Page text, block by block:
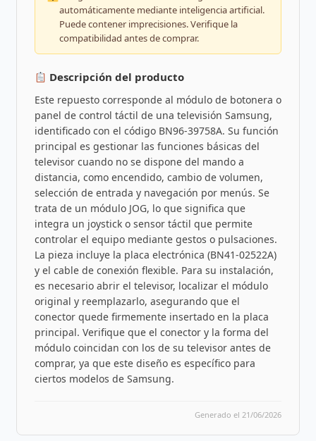
automáticamente mediante inteligencia artificial.
Puede contener imprecisiones. Verifique la
compatibilidad antes de comprar.
Descripción del producto
Este repuesto corresponde al módulo de botonera o
panel de control táctil de una televisión Samsung,
identificado con el código BN96-39758A. Su función
principal es gestionar las funciones básicas del
televisor cuando no se dispone del mando a
distancia, como encendido, cambio de volumen,
selección de entrada y navegación por menús. Se
trata de un módulo JOG, lo que significa que
integra un joystick o sensor táctil que permite
controlar el equipo mediante gestos o pulsaciones.
La pieza incluye la placa electrónica (BN41-02522A)
y el cable de conexión flexible. Para su instalación,
es necesario abrir el televisor, localizar el módulo
original y reemplazarlo, asegurando que el
conector quede firmemente insertado en la placa
principal. Verifique que el conector y la forma del
módulo coincidan con los de su televisor antes de
comprar, ya que este diseño es específico para
ciertos modelos de Samsung.
Generado el 21/06/2026